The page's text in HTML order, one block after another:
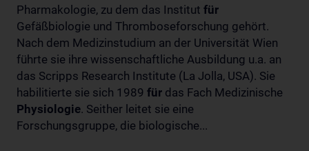
Pharmakologie, zu dem das Institut für
Gefäßbiologie und Thromboseforschung gehört.
Nach dem Medizinstudium an der Universität Wien
führte sie ihre wissenschaftliche Ausbildung u.a. an
das Scripps Research Institute (La Jolla, USA). Sie
habilitierte sie sich 1989 für das Fach Medizinische
Physiologie. Seither leitet sie eine
Forschungsgruppe, die biologische...